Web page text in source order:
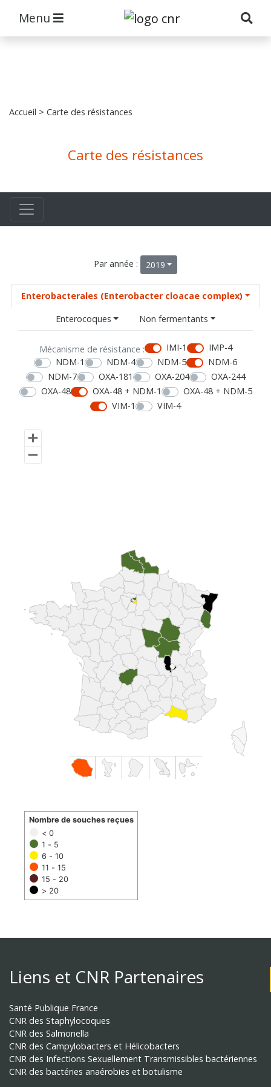
Menu
Accueil > Carte des résistances
Carte des résistances
Par année : 2019
Enterobacterales (Enterobacter cloacae complex)
Enterocoques
Non fermentants
Mécanisme de résistance : IMI-1
IMP-4
NDM-1
NDM-4 NDM-5
NDM-6
NDM-7
OXA-181 OXA-204
OXA-244
OXA-48
OXA-48 + NDM-1
OXA-48 + NDM-5
VIM-1
VIM-4
< 0
1 - 5
6 - 10
11 - 15
15 - 20
> 20
Nombre de souches reçues
Liens et CNR Partenaires
Santé Publique France
CNR des Staphylocoques
CNR des Salmonella
CNR des Campylobacters et Hélicobacters
CNR des Infections Sexuellement Transmissibles bactériennes
CNR des bactéries anaérobies et botulisme